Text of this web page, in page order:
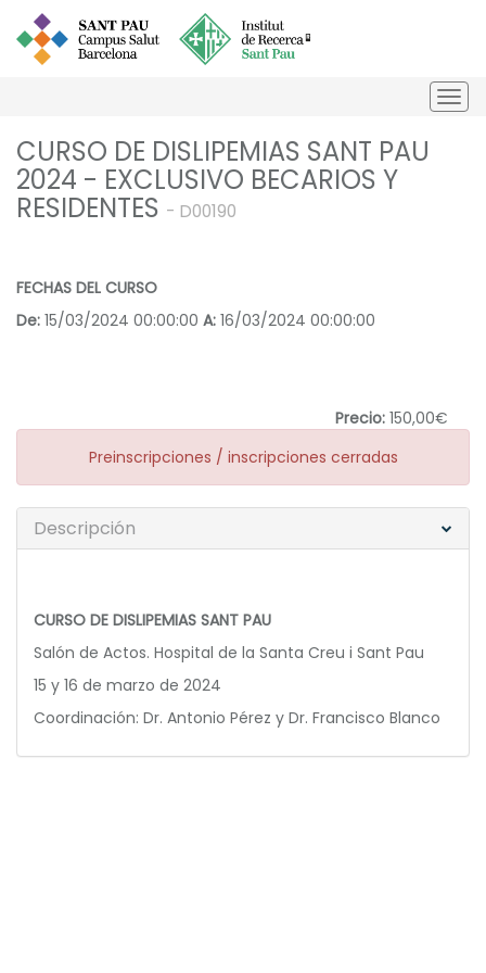
CURSO DE DISLIPEMIAS SANT PAU
2024 - EXCLUSIVO BECARIOS Y
RESIDENTES - D00190
FECHAS DEL CURSO
De: 15/03/2024 00:00:00 A: 16/03/2024 00:00:00
Precio: 150,00€
Preinscripciones / inscripciones cerradas
Descripción
CURSO DE DISLIPEMIAS SANT PAU
Salón de Actos. Hospital de la Santa Creu i Sant Pau
15 y 16 de marzo de 2024
Coordinación: Dr. Antonio Pérez y Dr. Francisco Blanco